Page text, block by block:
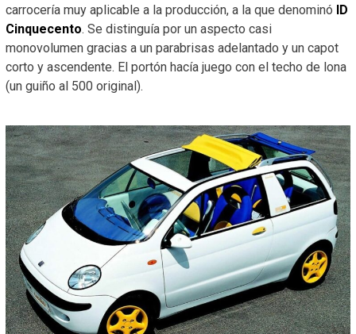
carrocería muy aplicable a la producción, a la que denominó
ID
Cinquecento. Se distinguía por un aspecto casi
monovolumen gracias a un parabrisas adelantado y un capot
corto y ascendente. El portón hacía juego con el techo de lona
(un guiño al 500 original).